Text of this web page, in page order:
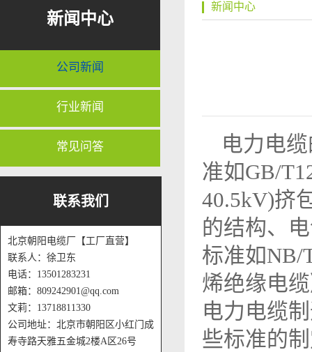
新闻中心
公司新闻
行业新闻
常见问答
联系我们
北京朝阳电缆厂【工厂直营】
联系人：徐卫东
电话：13501283231
邮箱：809242901@qq.com
文莉：13718811330
公司地址：北京市朝阳区小红门成
寿寺路天雅五金城2楼A区26号
新闻中心
电力电
准如GB/
40.5kV)挤
的结构、
标准如NB/
烯绝缘电
电力电缆
些标准的